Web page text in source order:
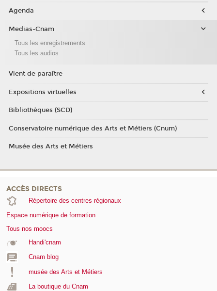
Agenda
Medias-Cnam
Tous les enregistrements
Tous les audios
Vient de paraître
Expositions virtuelles
Bibliothèques (SCD)
Conservatoire numérique des Arts et Métiers (Cnum)
Musée des Arts et Métiers
ACCÈS DIRECTS
Répertoire des centres régionaux
Espace numérique de formation
Tous nos moocs
Handi'cnam
Cnam blog
musée des Arts et Métiers
La boutique du Cnam